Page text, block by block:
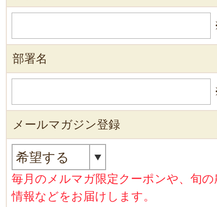
部署名
メールマガジン登録
毎月のメルマガ限定クーポンや、旬
情報などをお届けします。